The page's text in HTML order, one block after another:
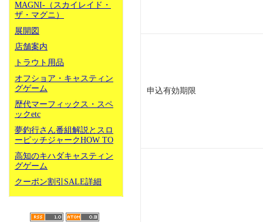
MAGNI-（スカイレイド・
ザ・マグニ）
展開図
店舗案内
トラウト用品
オフショア・キャスティン
グゲーム
歴代マーフィックス・スペ
ックetc
夢釣行さん番組解説とスロ
ーピッチジャークHOW TO
高知のキハダキャスティン
グゲーム
クーポン割引SALE詳細
申込有効期限